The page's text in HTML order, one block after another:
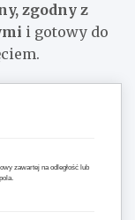
zgodny z
i gotowy do
zawartej na odległość lub